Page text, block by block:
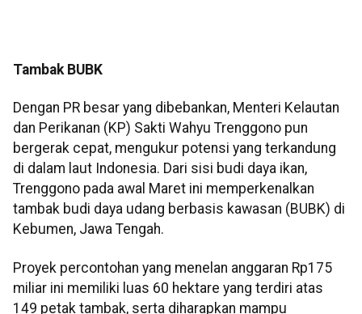
Tambak BUBK
Dengan PR besar yang dibebankan, Menteri Kelautan
dan Perikanan (KP) Sakti Wahyu Trenggono pun
bergerak cepat, mengukur potensi yang terkandung
di dalam laut Indonesia. Dari sisi budi daya ikan,
Trenggono pada awal Maret ini memperkenalkan
tambak budi daya udang berbasis kawasan (BUBK) di
Kebumen, Jawa Tengah.
Proyek percontohan yang menelan anggaran Rp175
miliar ini memiliki luas 60 hektare yang terdiri atas
149 petak tambak, serta diharapkan mampu